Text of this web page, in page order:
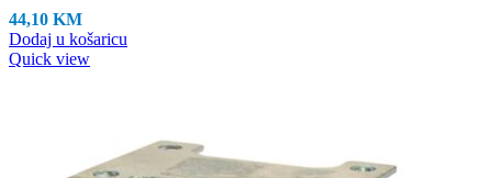
44,10 KM
Dodaj u košaricu
Quick view